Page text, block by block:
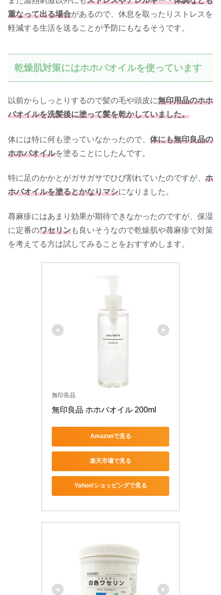
重なって出る場合があるので、休息を取ったりストレスを
軽減する生活を送ることが予防にもなるそうです。
乾燥肌対策にはホホバオイルを使っています
以前からしっとりするので髪の毛や頭皮に無印用品のホホ
バオイルを洗髪後に塗って髪を乾かしていました。
体には特に何も塗っていなかったので、 体にも無印良品の
ホホバオイルを塗ることにしたんです。
特に足のかかとがガサガサでひび割れていたのですが、 ホ
ホバオイルを塗るとかなりマシになりました。
蕁麻疹にはあまり効果が期待できなかったのですが、保湿
に定番のワセリンも良いそうなので乾燥肌や蕁麻疹で対策
を考えてる方は試してみることをおすすめします。
無印良品
無印良品 ホホバオイル 200ml
Amazonで見る
楽天市場で見る
Yahoo!ショッピングで見る